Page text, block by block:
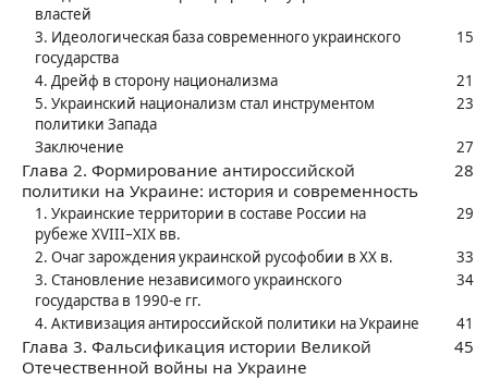
властей
3. Идеологическая база современного украинского
государства
15
4. Дрейф в ‍сторону национализма
21
5. Украинский национализм стал инструментом
политики Запада
23
Заключение 27
Глава 2. Формирование антироссийской
политики на Украине: история и современность
28
1. Украинские территории в ‍составе России на
рубеже XVIII–XIX вв.
29
2. Очаг зарождения украинской русофобии в ‍XX в.
33
3. Становление независимого украинского
государства в ‍1990-е гг.
34
4. Активизация антироссийской политики на Украине 41
Глава 3. Фальсификация истории Великой
Отечественной войны на Украине
45